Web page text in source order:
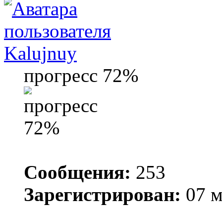
Kalujnuy
прогресс 72%
Сообщения: 253
Зарегистрирован: 07